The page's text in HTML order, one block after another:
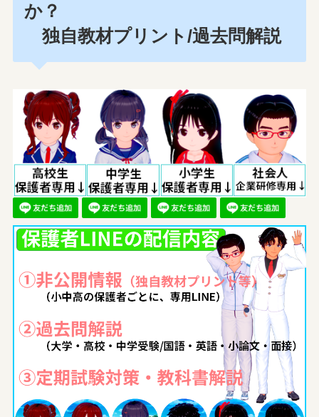
か？
独自教材プリント/過去問解説